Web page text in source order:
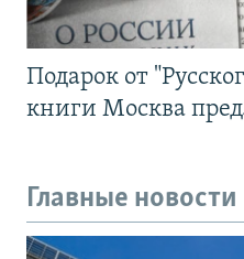
Подарок от
книги Москва
Главные новости